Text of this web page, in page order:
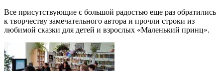
Все присутствующие с большой радостью еще раз обратились
к творчеству замечательного автора и прочли строки из
любимой сказки для детей и взрослых «Маленький принц».